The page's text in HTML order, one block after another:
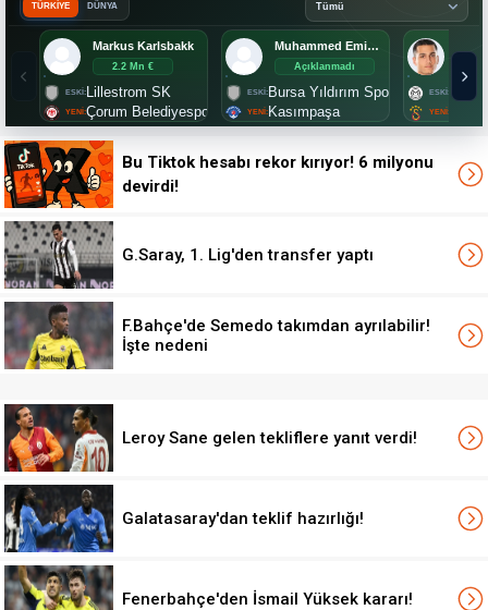
TÜRKİYE DÜNYA
Markus Karlsbakk
2.2 Mn €
Lillestrom SK
Çorum Belediyespor
Muhammed Emin Bektaş
Açıklanmadı
Bursa Yıldırım Spor
Kasımpaşa
Bu Tiktok hesabı rekor kırıyor! 6 milyonu
devirdi!
G.Saray, 1. Lig'den transfer yaptı
F.Bahçe'de Semedo takımdan ayrılabilir!
İşte nedeni
Leroy Sane gelen tekliflere yanıt verdi!
Galatasaray'dan teklif hazırlığı!
Fenerbahçe'den İsmail Yüksek kararı!